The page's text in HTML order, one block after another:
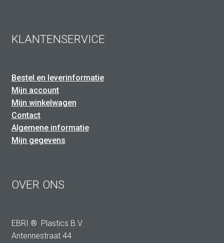
KLANTENSERVICE
Bestel en leverinformatie
Mijn account
Mijn winkelwagen
Contact
Algemene informatie
Mijn gegevens
OVER ONS
EBRI ® Plastics B.V.
Antennestraat 44